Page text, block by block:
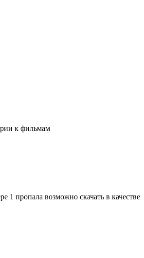
к фильмам
1 пропала возможно скачать в качестве